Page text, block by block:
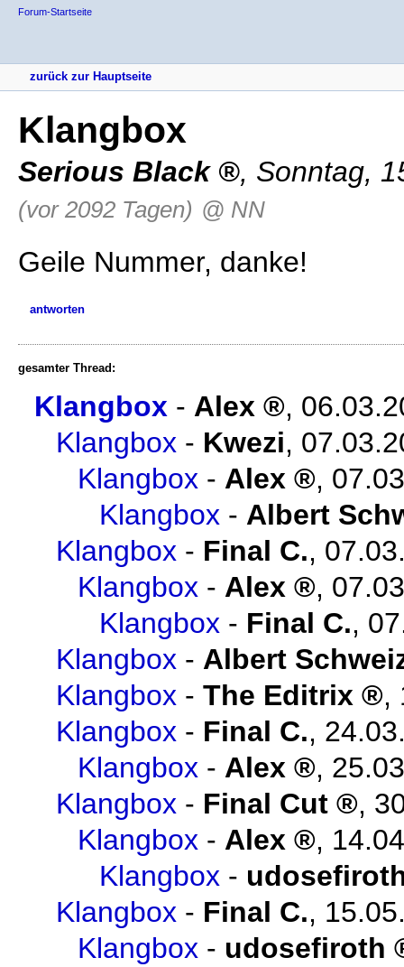
Forum-Startseite
zurück zur Hauptseite
Klangbox
Serious Black , Sonntag,
(vor 2092 Tagen) @ NN
Geile Nummer, danke!
antworten
gesamter Thread:
Klangbox - Alex ,
Klangbox - Kwezi,
Klangbox - Alex ,
Klangbox - Albert
Klangbox - Final C.,
Klangbox - Alex ,
Klangbox - Final C.,
Klangbox - Albert
Klangbox - The Editrix ,
Klangbox - Final C.,
Klangbox - Alex ,
Klangbox - Final Cut ,
Klangbox - Alex ,
Klangbox -
Klangbox - Final C.,
Klangbox - udosefiroth